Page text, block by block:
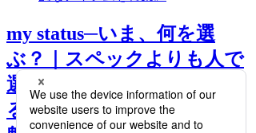
my status─いま、何を選
ぶ？｜スペックよりも人で
選ぶという価値観へ。携わ
る人の言葉やストーリーも